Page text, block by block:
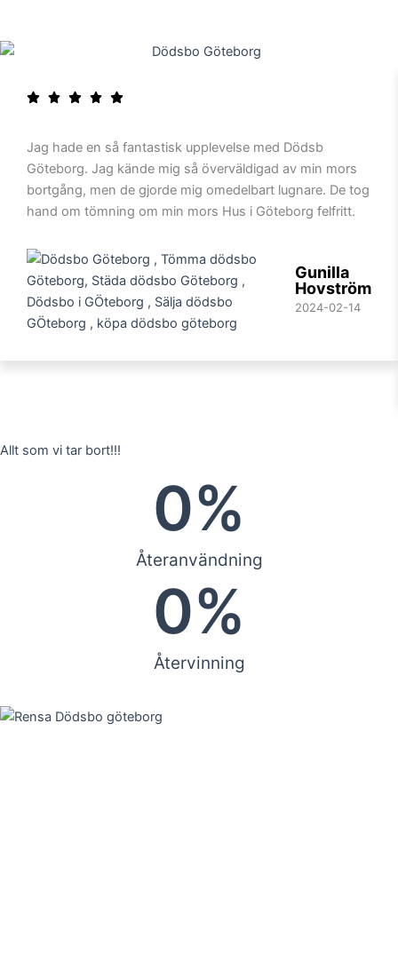
Jag hade en så fantastisk upplevelse med Dödsb
Göteborg. Jag kände mig så överväldigad av min mors
bortgång, men de gjorde mig omedelbart lugnare. De tog
hand om tömning om min mors Hus i Göteborg felfritt.
Gunilla
Hovström
2024-02-14
Allt som vi tar bort!!!
Återanvändning
0%
Återvinning
0%